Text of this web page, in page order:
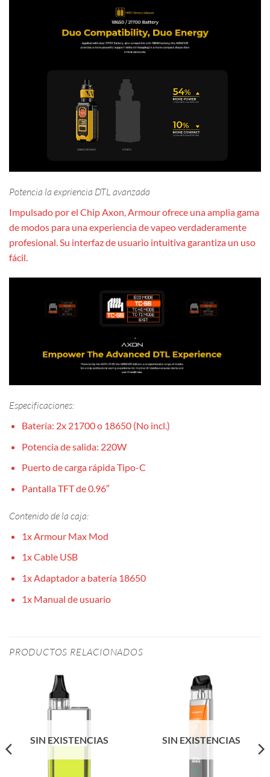
Potencia la expriencia DTL avanzada
Impulsado por el Chip Axon, Armour ofrece una amplia gama
de modos para una experiencia de vapeo verdaderamente
profesional. Su interfaz de usuario intuitiva garantiza un uso
fácil.
Especificaciones:
Batería: 2x 21700 o 18650 (No incl.)
Potencia de salida: 220W
Puerto de carga rápida Tipo-C
Pantalla TFT de 0.96″
Contenido de la caja:
1x Armour Max Mod
1x Cable USB
1x Adaptador a batería 18650
1x Manual de usuario
PRODUCTOS RELACIONADOS
SIN EXISTENCIAS SIN EXISTENCIAS